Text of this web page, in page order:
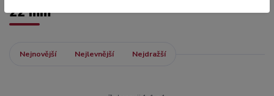
22 mm
Nejnovější Nejlevnější Nejdražší